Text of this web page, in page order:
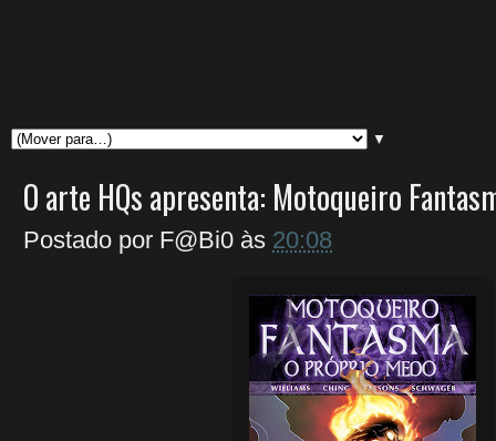
▼
O arte HQs apresenta: Motoqueiro
Postado por F@Bi0 às 20:08